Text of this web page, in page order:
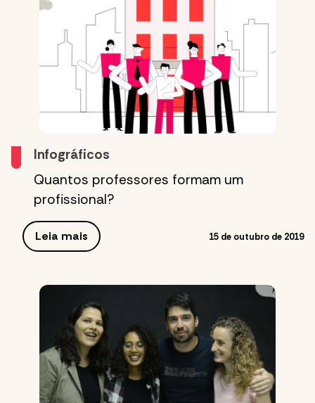
Infográficos
Quantos professores formam um
profissional?
Leia mais 15 de outubro de 2019